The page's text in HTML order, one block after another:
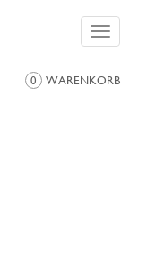
Toggle
0 WARENKORB